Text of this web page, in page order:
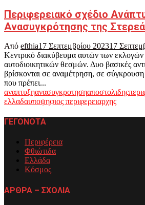
Περιφερειακό σχέδιο
Ανασυγκρότησης της
Από efthia17 Σεπτεμβρίου 202317
Κεντρικό διακύβευμα αυτών των
αυτοδιοικητικών θεσμών. Δυο βασικές
βρίσκονται σε αναμέτρηση, σε σύγκρουση
που πρέπει...
αναπτυξηανασυγκροτησηαποστολιδης
ελλαδαυποψηφιος περιφερειαρχης
ΓΕΓΟΝΟΤΑ
Περιφέρεια
Φθιώτιδα
Ελλάδα
Κόσμος
ΑΡΘΡΑ – ΣΧΟΛΙΑ